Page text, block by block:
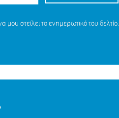
μου στείλει το ενημερωτικό του δελτίο.